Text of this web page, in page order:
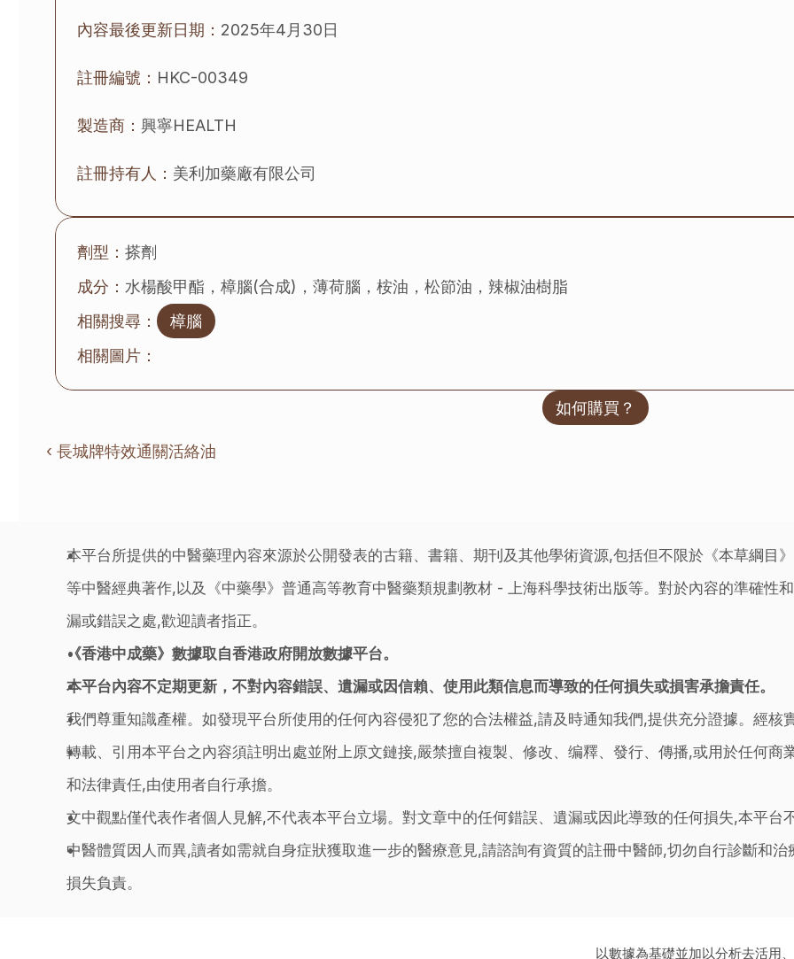
內容最後更新日期： 2025年4月30日
註冊編號： HKC-00349
製造商： 興寧HEALTH
註冊持有人： 美利加藥廠有限公司
劑型： 搽劑
成分： 水楊酸甲酯，樟腦(合成)，薄荷腦，桉油，松節油，辣椒油樹脂
相關搜尋：
樟腦
相關圖片：
如何購買？
‹ 長城牌特效通關活絡油
本平台所提供的中醫藥理內容來源於公開發表的古籍、書籍、期刊及其他學術資源,包括但不限於《本草綱目
等中醫經典著作,以及《中藥學》普通高等教育中醫藥類規劃教材 - 上海科學技術出版等。對於內容的準確性
漏或錯誤之處,歡迎讀者指正。
《香港中成藥》數據取自香港政府開放數據平台。
本平台內容不定期更新，不對內容錯誤、遺漏或因信賴、使用此類信息而導致的任何損失或損害承擔責任。
我們尊重知識產權。如發現平台所使用的任何內容侵犯了您的合法權益,請及時通知我們,提供充分證據。經核
轉載、引用本平台之內容須註明出處並附上原文鏈接,嚴禁擅自複製、修改、编釋、發行、傳播,或用於任何
和法律責任,由使用者自行承擔。
文中觀點僅代表作者個人見解,不代表本平台立場。對文章中的任何錯誤、遺漏或因此導致的任何損失,本平台
中醫體質因人而異,讀者如需就自身症狀獲取進一步的醫療意見,請諮詢有資質的註冊中醫師,切勿自行診斷和
損失負責。
以數據為基礎並加以分析去活用